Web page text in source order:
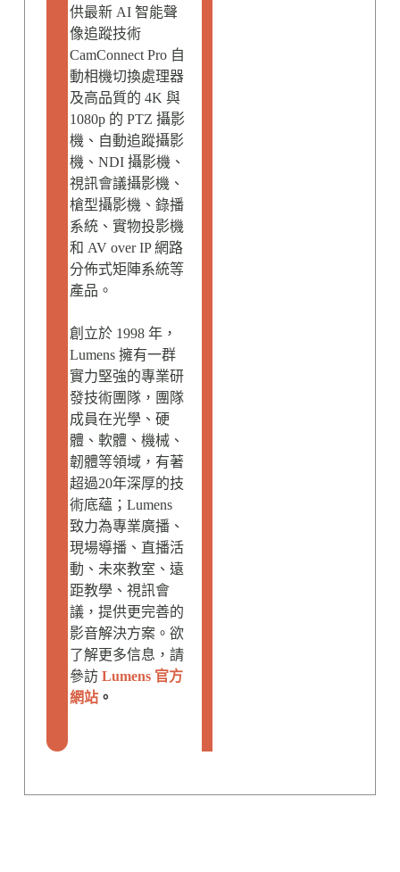
供最新 AI 智能聲
像追蹤技術
CamConnect Pro 自
動相機切換處理器
及高品質的 4K 與
1080p 的 PTZ 攝影
機、自動追蹤攝影
機、NDI 攝影機、
視訊會議攝影機、
槍型攝影機、錄播
系統、實物投影機
和 AV over IP 網路
分佈式矩陣系統等
產品。
創立於 1998 年，
Lumens 擁有一群
實力堅強的專業研
發技術團隊，團隊
成員在光學、硬
體、軟體、機械、
韌體等領域，有著
超過20年深厚的技
術底蘊；Lumens
致力為專業廣播、
現場導播、直播活
動、未來教室、遠
距教學、視訊會
議，提供更完善的
影音解決方案。欲
了解更多信息，請
參訪Lumens 官方
網站。